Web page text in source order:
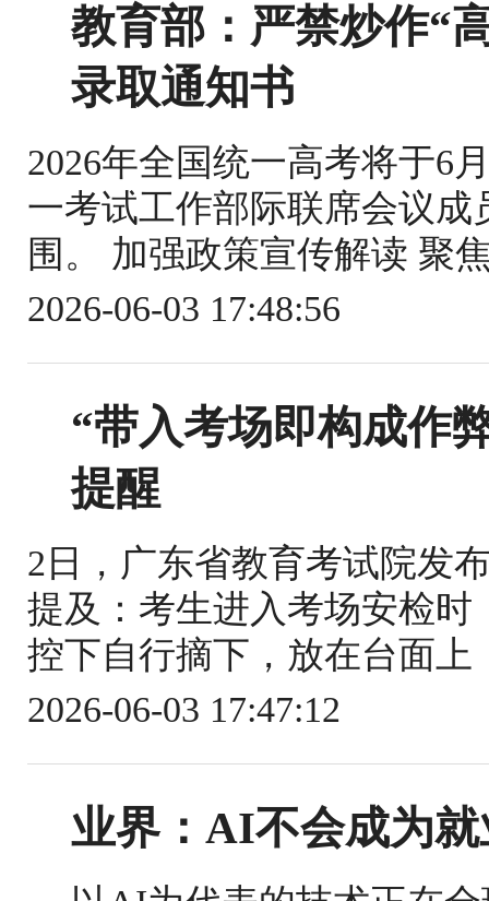
教育部：严禁炒作“
录取通知书
2026年全国统一高考将于6
一考试工作部际联席会议
围。 加强政策宣传解读 聚
2026-06-03 17:48:56
“带入考场即构成作
提醒
2日，广东省教育考试院发
提及：考生进入考场安检
控下自行摘下，放在台面
2026-06-03 17:47:12
业界：AI不会成为